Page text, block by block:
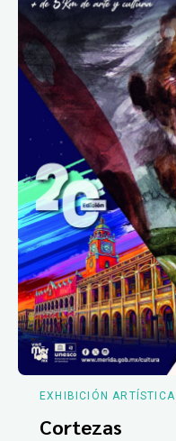
EXHIBICIÓN ARTÍSTICA
Cortezas